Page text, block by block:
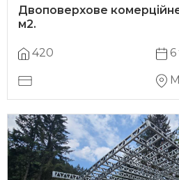
Двоповерхове
м2.
420